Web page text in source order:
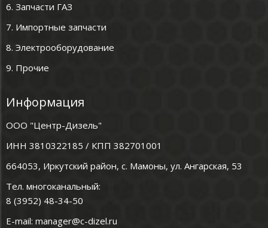
6. Запчасти ГАЗ
7. Импортные запчасти
8. Электрооборудование
9. Прочие
Информация
ООО "Центр-Дизель"
ИНН 3810322185 / КПП 382701001
664053, Иркутский район, с. Мамоны, ул. Ангарская, 53
Тел. многоканальный:
8 (3952) 48-34-50
E-mail: manager@c-dizel.ru